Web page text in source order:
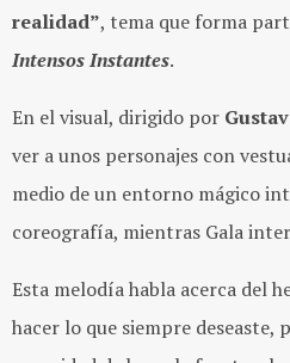
realidad”, tema que forma
Intensos Instantes.
En el visual, dirigido por
ver a unos personajes con
medio de un entorno mágico
coreografía, mientras Gala
Esta melodía habla acerca del
hacer lo que siempre